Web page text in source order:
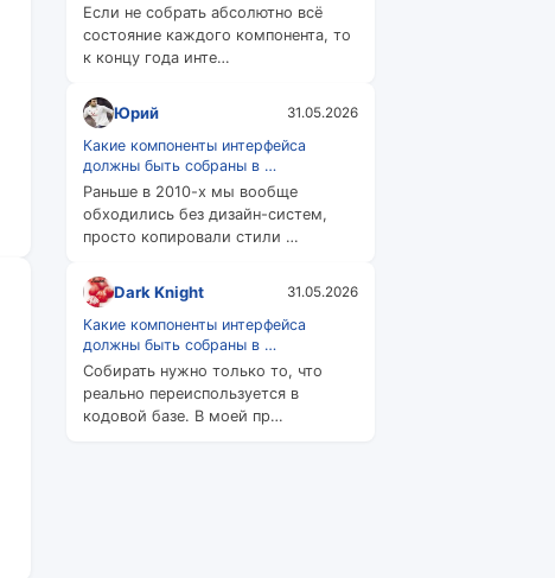
Если не собрать абсолютно всё
состояние каждого компонента, то
к концу года инте…
Юрий 31.05.2026
Какие компоненты интерфейса
должны быть собраны в …
Раньше в 2010-х мы вообще
обходились без дизайн-систем,
просто копировали стили …
Dark Knight 31.05.2026
Какие компоненты интерфейса
должны быть собраны в …
Собирать нужно только то, что
реально переиспользуется в
кодовой базе. В моей пр…